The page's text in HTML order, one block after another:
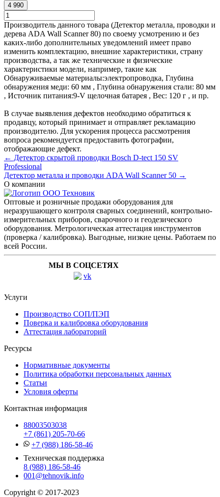
4 990
Производитель данного товара (Детектор металла, проводки и
дерева ADA Wall Scanner 80) по своему усмотрению и без
каких-либо дополнительных уведомлений имеет право
изменить комплектацию, внешние характеристики, страну
производства, а так же технические и физические
характеристики модели, например, такие как
Обнаруживаемые материалы:электропроводка, Глубина
обнаружения меди: 60 мм , Глубина обнаружения стали: 80 мм
, Источник питания:9-V щелочная батарея , Вес: 120 г , и пр.
В случае выявления дефектов необходимо обратиться к
продавцу, который принимает и отправляет рекламацию
производителю. Для ускорения процесса рассмотрения
вопроса рекомендуется предоставить фотографии,
отображающие дефект.
← Детектор скрытой проводки Bosch D-tect 150 SV
Professional
Детектор металла и проводки ADA Wall Scanner 50 →
О компании
Оптовые и розничные продажи оборудования для
неразрушающего контроля сварных соединений, контрольно-
измерительных приборов, сварочного и геодезического
оборудования. Метрологическая аттестация инструментов
(проверка / калибровка). Выгодные, низкие цены. Работаем по
всей России.
МЫ В СОЦСЕТЯХ
Услуги
Производство СОП/ПЭП
Поверка и калибровка оборудования
Аттестация лабораторий
Ресурсы
Нормативные документы
Политика обработки персональных данных
Статьи
Условия оферты
Контактная информация
88003503038
+7 (861) 205-70-66
+7 (988) 186-58-46
Техническая поддержка
8 (988) 186-58-46
001@tehnovik.info
Copyright © 2017-2023